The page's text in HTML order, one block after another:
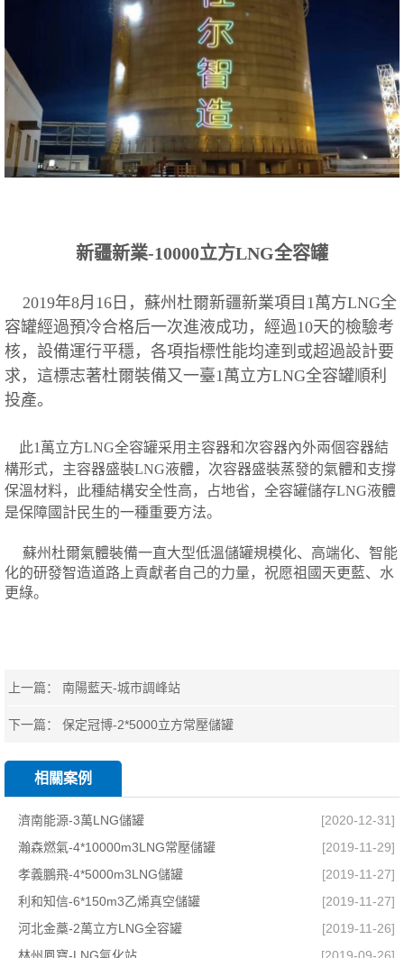
新疆新業-10000立方LNG全容罐
2019年8月16日，蘇州杜爾新疆新業項目1萬方LNG全
容罐經過預冷合格后一次進液成功， 經過10天的檢驗考
核， 設備運行平穩，各項指標性能均達到 或超過設計要
求，這標志著杜爾裝備又一臺1萬立方LNG全容罐順利
投產。
此1萬立方LNG全容罐采用主容器和次容器內外兩個容器結
構形式，主容器盛裝LNG液體，次容器盛裝蒸發的氣體和支撐
保溫材料，此種結構安全性高，占地省，全容罐儲存LNG液體
是保障國計民生的一種重要方法。
蘇州杜爾氣體裝備一直大型低溫儲罐規模化、高端化、智能
化的研發智造道路上貢獻者自己的力量，祝愿祖國天更藍、水
更綠。
上一篇：南陽藍天-城市調峰站
下一篇：保定冠博-2*5000立方常壓儲罐
相關案例
濟南能源-3萬LNG儲罐
[2020-12-31]
瀚森燃氣-4*10000m3LNG常壓儲罐
[2019-11-29]
孝義鵬飛-4*5000m3LNG儲罐
[2019-11-27]
利和知信-6*150m3乙烯真空儲罐
[2019-11-27]
河北金藁-2萬立方LNG全容罐
[2019-11-26]